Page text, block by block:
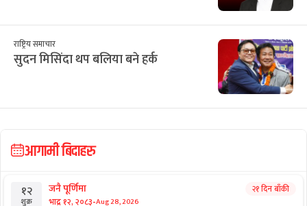
राष्ट्रिय समाचार
सुदन मिसिंदा थप बलिया बने हर्क
आगामी बिदाहरु
१२
शुक्र
जनै पूर्णिमा
भाद्र १२, २०८३-Aug 28, 2026
२१ दिन बाँकी